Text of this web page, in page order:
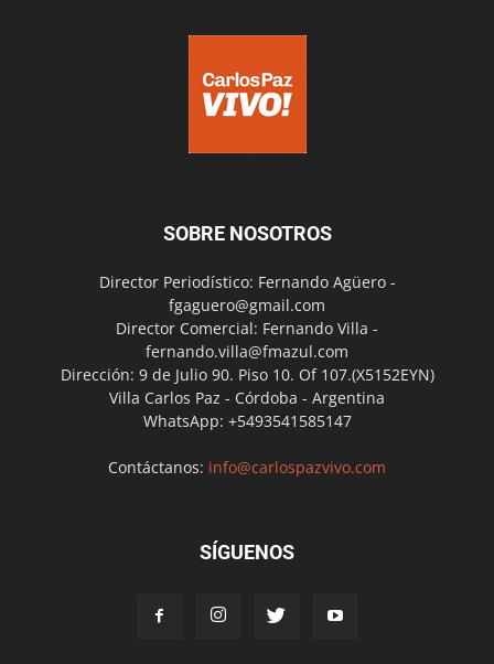
SOBRE NOSOTROS
Director Periodístico: Fernando Agüero -
fgaguero@gmail.com
Director Comercial: Fernando Villa -
fernando.villa@fmazul.com
Dirección: 9 de Julio 90. Piso 10. Of 107.(X5152EYN)
Villa Carlos Paz - Córdoba - Argentina
WhatsApp: +5493541585147
Contáctanos: info@carlospazvivo.com
SÍGUENOS